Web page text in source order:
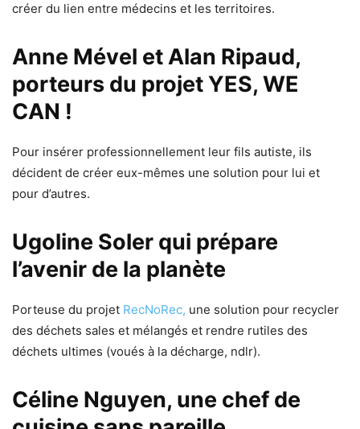
créer du lien entre médecins et les territoires.
Anne Mével et Alan Ripaud,
porteurs du projet YES, WE
CAN !
Pour insérer professionnellement leur fils autiste, ils
décident de créer eux-mêmes une solution pour lui et
pour d’autres.
Ugoline Soler qui prépare
l’avenir de la planète
Porteuse du projet RecNoRec, une solution pour recycler
des déchets sales et mélangés et rendre rutiles des
déchets ultimes (voués à la décharge, ndlr).
Céline Nguyen, une chef de